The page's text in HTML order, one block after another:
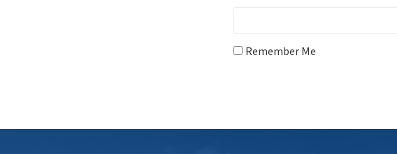
Remember Me